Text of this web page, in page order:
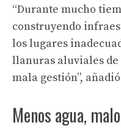
“Durante mucho
construyendo
los lugares
llanuras aluviales
mala gestión”,
Menos agua,